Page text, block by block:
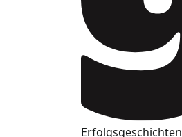
Erfolgsgeschichten